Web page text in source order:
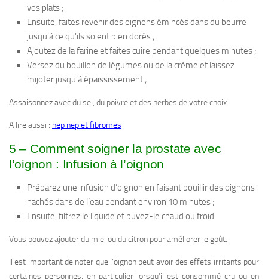
vos plats ;
Ensuite, faites revenir des oignons émincés dans du beurre
jusqu’à ce qu’ils soient bien dorés ;
Ajoutez de la farine et faites cuire pendant quelques minutes ;
Versez du bouillon de légumes ou de la crème et laissez
mijoter jusqu’à épaississement ;
Assaisonnez avec du sel, du poivre et des herbes de votre choix.
A lire aussi : nep nep et fibromes
5 – Comment soigner la prostate avec
l’oignon : Infusion à l’oignon
Préparez une infusion d’oignon en faisant bouillir des oignons
hachés dans de l’eau pendant environ 10 minutes ;
Ensuite, filtrez le liquide et buvez-le chaud ou froid
Vous pouvez ajouter du miel ou du citron pour améliorer le goût.
Il est important de noter que l’oignon peut avoir des effets irritants pour
certaines personnes, en particulier lorsqu’il est consommé cru ou en